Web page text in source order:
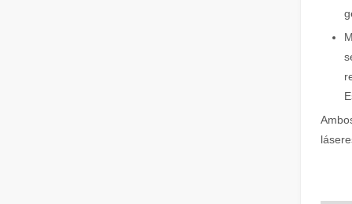
El corte por láser de tubos es una tecnología clave en